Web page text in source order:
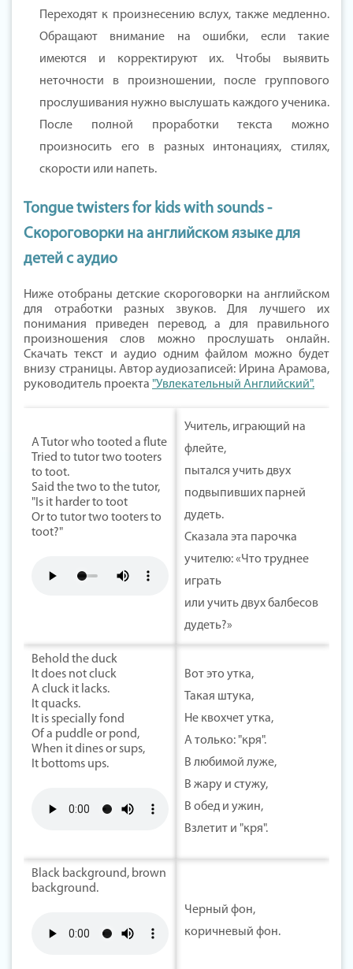
Переходят к произнесению вслух, также медленно.
Обращают внимание на ошибки, если такие
имеются и корректируют их. Чтобы выявить
неточности в произношении, после группового
прослушивания нужно выслушать каждого ученика.
После полной проработки текста можно
произносить его в разных интонациях, стилях,
скорости или напеть.
Tongue twisters for kids with sounds -
Скороговорки на английском языке для
детей с аудио
Ниже отобраны детские скороговорки на английском
для отработки разных звуков. Для лучшего их
понимания приведен перевод, а для правильного
произношения слов можно прослушать онлайн.
Скачать текст и аудио одним файлом можно будет
внизу страницы. Автор аудиозаписей: Ирина Арамова,
руководитель проекта "Увлекательный Английский".
A Tutor who tooted a flute
Tried to tutor two tooters
to toot.
Said the two to the tutor,
"Is it harder to toot
Or to tutor two tooters to
toot?"
Учитель, играющий на
флейте,
пытался учить двух
подвыпивших парней
дудеть.
Сказала эта парочка
учителю: «Что труднее
играть
или учить двух балбесов
дудеть?»
Behold the duck
It does not cluck
A cluck it lacks.
It quacks.
It is specially fond
Of a puddle or pond,
When it dines or sups,
It bottoms ups.
Вот это утка,
Такая штука,
Не квохчет утка,
А только: "кря".
В любимой луже,
В жару и стужу,
В обед и ужин,
Взлетит и "кря".
Black background, brown
background.
Черный фон,
коричневый фон.